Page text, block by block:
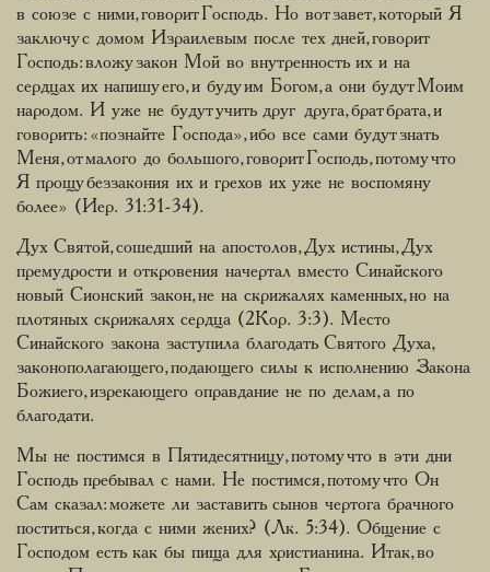
в союзе с ними, говорит Господь. Но вот завет, который Я
заключу с домом Израилевым после тех дней, говорит
Господь: вложу закон Мой во внутренность их и на
сердцах их напишу его, и буду им Богом, а они будут Моим
народом. И уже не будут учить друг друга, брат брата, и
говорить: «познайте Господа», ибо все сами будут знать
Меня, от малого до большого, говорит Господь, потому что
Я прощу беззакония их и грехов их уже не воспомяну
более» (Иер. 31:31-34).
Дух Святой, сошедший на апостолов, Дух истины, Дух
премудрости и откровения начертал вместо Синайского
новый Сионский закон, не на скрижалях каменных, но на
плотяных скрижалях сердца (2Кор. 3:3). Место
Синайского закона заступила благодать Святого Духа,
законополагающего, подающего силы к исполнению Закона
Божиего, изрекающего оправдание не по делам, а по
благодати.
Мы не постимся в Пятидесятницу, потому что в эти дни
Господь пребывал с нами. Не постимся, потому что Он
Сам сказал: можете ли заставить сынов чертога брачного
поститься, когда с ними жених? (Лк. 5:34). Общение с
Господом есть как бы пища для христианина. Итак, во